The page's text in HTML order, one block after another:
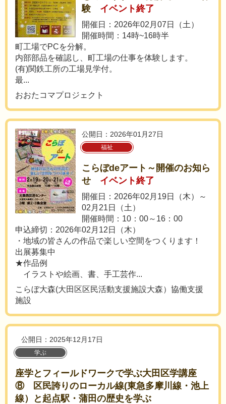
験
イベント終了
開催日：2026年02月07日（土）
開催時間：14時~16時半
町工場でPCを分解。
内部部品を確認し、町工場の仕事を体験します。
(有)関鉄工所の工場見学付。
最...
おおたコマプロジェクト
公開日：2026年01月27日
福祉
こらぼdeアート～開催のお知ら
せ
イベント終了
開催日：2026年02月19日（木）～
02月21日（土）
開催時間：10：00～16：00
申込締切：2026年02月12日（木）
・地域の皆さんの作品で楽しい空間をつくります！
出展募集中
★作品例
イラストや絵画、書、手工芸作...
こらぼ大森(大田区区民活動支援施設大森）協働支援
施設
公開日：2025年12月17日
学ぶ
座学とフィールドワークで学ぶ大田区学講座
⑧ 区民誇りのローカル線(東急多摩川線・池上
線）と起点駅・蒲田の歴史を学ぶ